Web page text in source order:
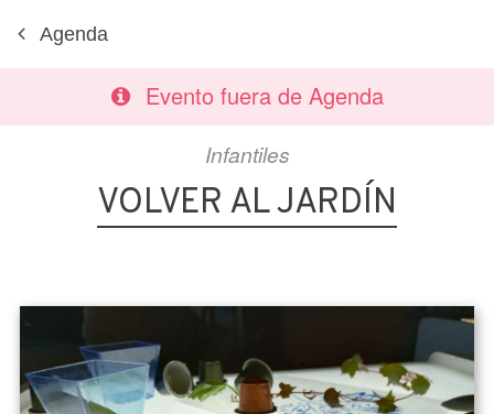
Agenda
Evento fuera de Agenda
Infantiles
VOLVER AL JARDÍN